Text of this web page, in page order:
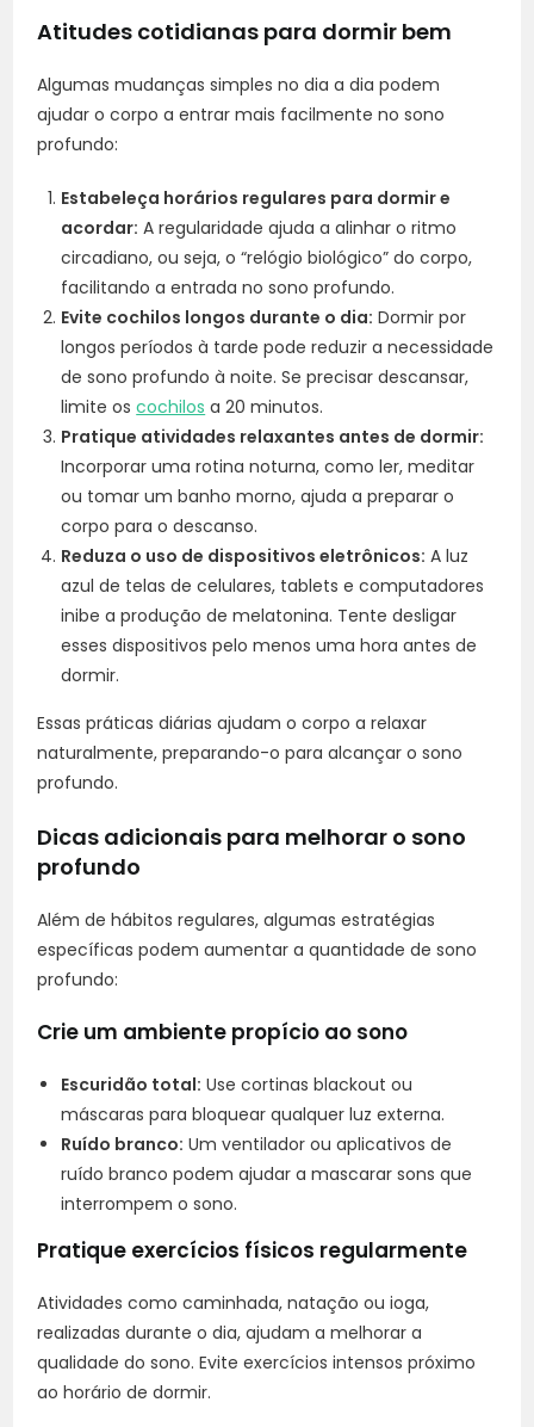
Atitudes cotidianas para dormir bem
Algumas mudanças simples no dia a dia podem
ajudar o corpo a entrar mais facilmente no sono
profundo:
Estabeleça horários regulares para dormir e
acordar: A regularidade ajuda a alinhar o ritmo
circadiano, ou seja, o “relógio biológico” do corpo,
facilitando a entrada no sono profundo.
Evite cochilos longos durante o dia: Dormir por
longos períodos à tarde pode reduzir a necessidade
de sono profundo à noite. Se precisar descansar,
limite oscochilos a 20 minutos.
Pratique atividades relaxantes antes de dormir:
Incorporar uma rotina noturna, como ler, meditar
ou tomar um banho morno, ajuda a preparar o
corpo para o descanso.
Reduza o uso de dispositivos eletrônicos: A luz
azul de telas de celulares, tablets e computadores
inibe a produção de melatonina. Tente desligar
esses dispositivos pelo menos uma hora antes de
dormir.
Essas práticas diárias ajudam o corpo a relaxar
naturalmente, preparando-o para alcançar o sono
profundo.
Dicas adicionais para melhorar o sono
profundo
Além de hábitos regulares, algumas estratégias
específicas podem aumentar a quantidade de sono
profundo:
Crie um ambiente propício ao sono
Escuridão total: Use cortinas blackout ou
máscaras para bloquear qualquer luz externa.
Ruído branco: Um ventilador ou aplicativos de
ruído branco podem ajudar a mascarar sons que
interrompem o sono.
Pratique exercícios físicos regularmente
Atividades como caminhada, natação ou ioga,
realizadas durante o dia, ajudam a melhorar a
qualidade do sono. Evite exercícios intensos próximo
ao horário de dormir.